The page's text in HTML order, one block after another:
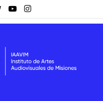
TwitterYouTubeInstagram